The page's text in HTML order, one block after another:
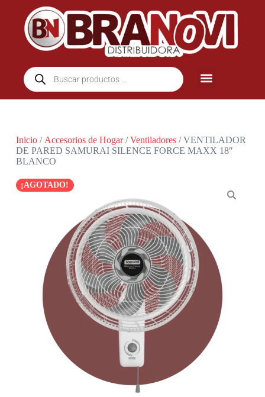
Inicio/ Accesorios de Hogar/Ventiladores/ VENTILADOR
DE PARED SAMURAI SILENCE FORCE MAXX 18″
BLANCO
¡AGOTADO!